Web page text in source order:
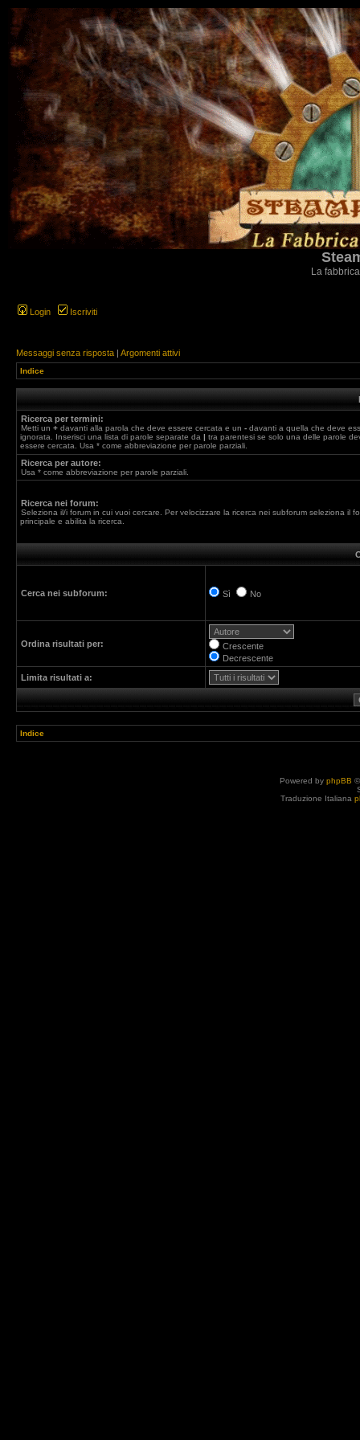
La
Login Iscriviti
Messaggi senza risposta | Argomenti attivi
Indice
Ricerca per termini:
Metti un + davanti alla parola che deve essere cercata e un - davanti a quella che deve
ignorata. Inserisci una lista di parole separate da | tra parentesi se solo una delle parole
essere cercata. Usa * come abbreviazione per parole parziali.
Ricerca per autore:
Usa * come abbreviazione per parole parziali.
Ricerca nei forum:
Seleziona il/i forum in cui vuoi cercare. Per velocizzare la ricerca nei subforum seleziona il
principale e abilita la ricerca.
Cerca nei subforum: Sì No
Ordina risultati per:
Crescente
Decrescente
Limita risultati a:
Indice
Powered by phpBB
Traduzione Italiana